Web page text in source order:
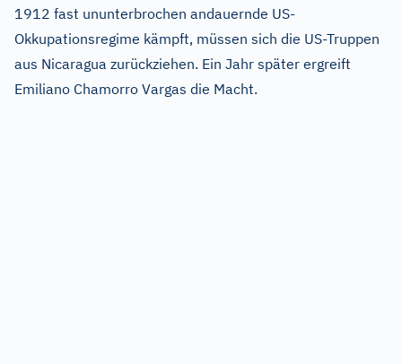
1912 fast ununterbrochen andauernde US-
Okkupationsregime kämpft, müssen sich die US-Truppen
aus Nicaragua zurückziehen. Ein Jahr später ergreift
Emiliano Chamorro Vargas die Macht.